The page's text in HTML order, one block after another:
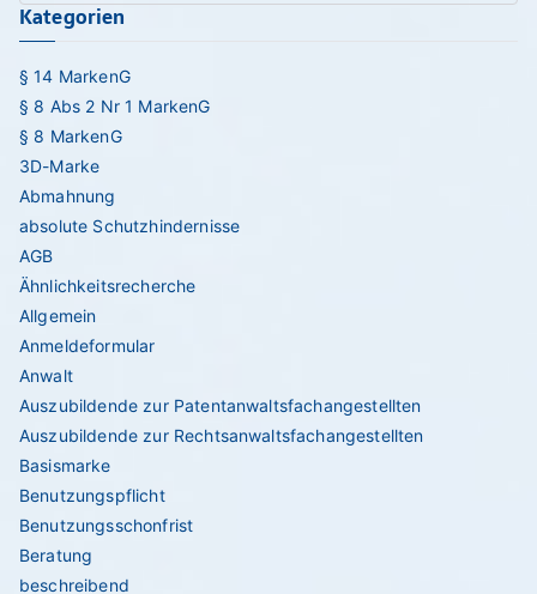
Kategorien
§ 14 MarkenG
§ 8 Abs 2 Nr 1 MarkenG
§ 8 MarkenG
3D-Marke
Abmahnung
absolute Schutzhindernisse
AGB
Ähnlichkeitsrecherche
Allgemein
Anmeldeformular
Anwalt
Auszubildende zur Patentanwaltsfachangestellten
Auszubildende zur Rechtsanwaltsfachangestellten
Basismarke
Benutzungspflicht
Benutzungsschonfrist
Beratung
beschreibend